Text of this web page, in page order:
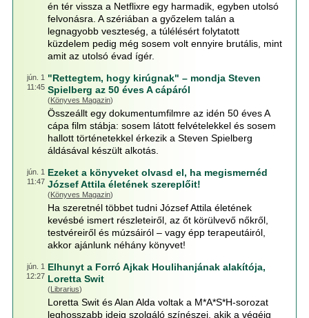
én tér vissza a Netflixre egy harmadik, egyben utolsó
felvonásra. A szériában a győzelem talán a
legnagyobb veszteség, a túlélésért folytatott
küzdelem pedig még sosem volt ennyire brutális, mint
amit az utolsó évad ígér.
jún. 1
11:45
"Rettegtem, hogy kirúgnak" – mondja Steven
Spielberg az 50 éves A cápáról
(Könyves Magazin)
Összeállt egy dokumentumfilmre az idén 50 éves A
cápa film stábja: sosem látott felvételekkel és sosem
hallott történetekkel érkezik a Steven Spielberg
áldásával készült alkotás.
jún. 1
11:47
Ezeket a könyveket olvasd el, ha megismernéd
József Attila életének szereplőit!
(Könyves Magazin)
Ha szeretnél többet tudni József Attila életének
kevésbé ismert részleteiről, az őt körülvevő nőkről,
testvéreiről és múzsáiról – vagy épp terapeutáiról,
akkor ajánlunk néhány könyvet!
jún. 1
12:27
Elhunyt a Forró Ajkak Houlihanjának alakítója,
Loretta Swit
(Librarius)
Loretta Swit és Alan Alda voltak a M*A*S*H-sorozat
leghosszabb ideig szolgáló színészei, akik a végéig